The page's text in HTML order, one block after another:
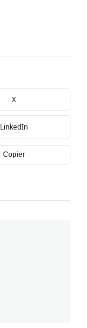
X
LinkedIn
Copier